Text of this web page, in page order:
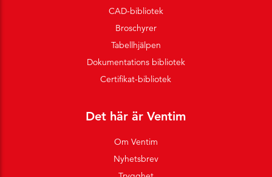
CAD-bibliotek
Broschyrer
Tabellhjälpen
Dokumentations bibliotek
Certifikat-bibliotek
Det här är Ventim
Om Ventim
Nyhetsbrev